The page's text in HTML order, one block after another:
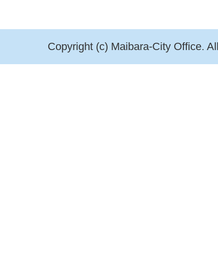
Copyright (c) Maibara-City Office.